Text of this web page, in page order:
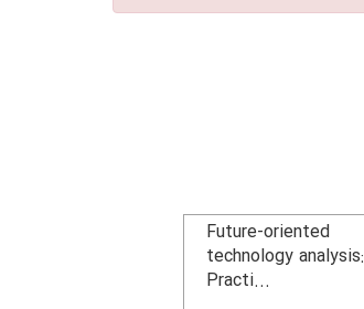
Future-oriented
technology analysis:
Practi...